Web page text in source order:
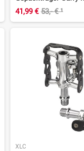
41,99 € 53,- €¹
XLC